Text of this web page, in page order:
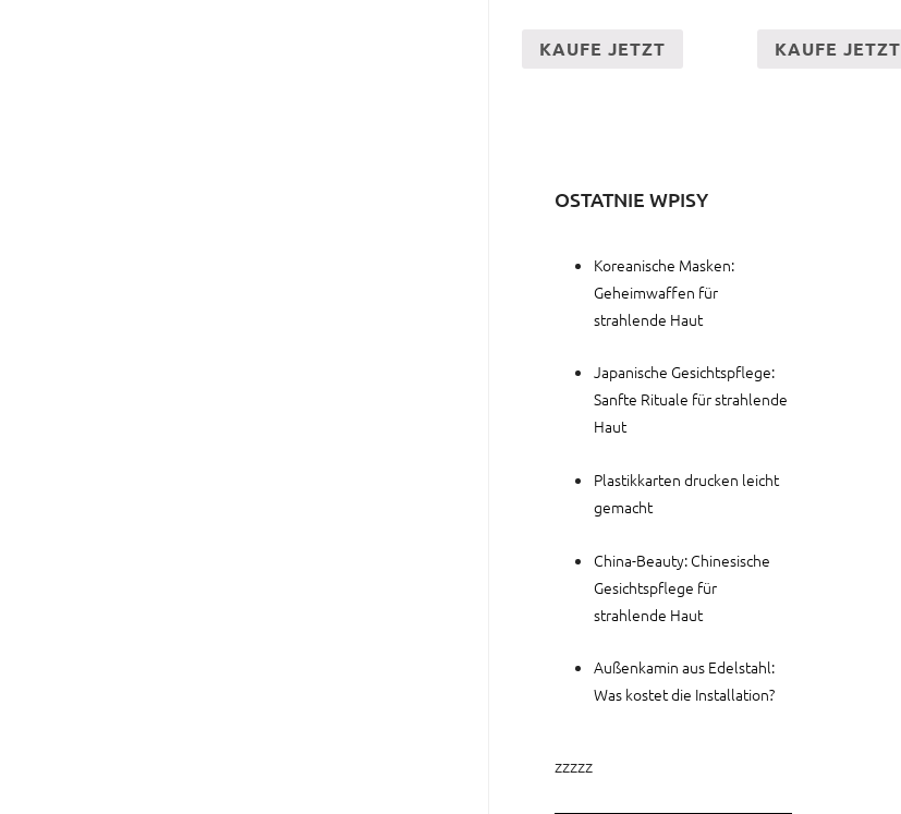
KAUFE JETZT KAUFE JETZT
OSTATNIE WPISY
Koreanische Masken:
Geheimwaffen für
strahlende Haut
Japanische Gesichtspflege:
Sanfte Rituale für strahlende
Haut
Plastikkarten drucken leicht
gemacht
China-Beauty: Chinesische
Gesichtspflege für
strahlende Haut
Außenkamin aus Edelstahl:
Was kostet die Installation?
zzzzz